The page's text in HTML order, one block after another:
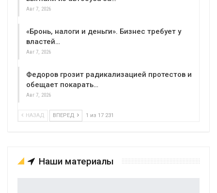
Авг 7, 2026
«Бронь, налоги и деньги». Бизнес требует у
властей…
Авг 7, 2026
Федоров грозит радикализацией протестов и
обещает покарать…
Авг 7, 2026
НАЗАД ВПЕРЕД 1 из 17 231
Наши материалы